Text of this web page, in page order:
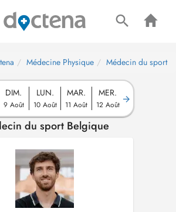
Médecine Physique Médecin du sport
DIM.
9 Août
LUN.
10 Août
MAR.
11 Août
MER.
12 Août
du sport Belgique